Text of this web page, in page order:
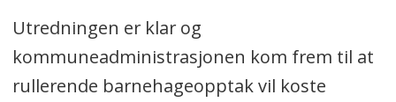
Utredningen er klar og
kommuneadministrasjonen kom frem til at
rullerende barnehageopptak vil koste